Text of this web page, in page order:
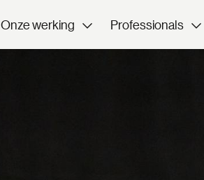
Onze werking Professionals